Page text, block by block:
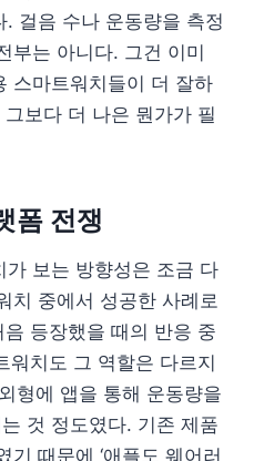
걸음 수나 운동량을 측정
부는 아니다. 그건 이미
스마트워치들이 더 잘하
보다 더 나은 뭔가가 필
폼 전쟁
보는 방향성은 조금 다
치 중에서 성공한 사례로
등장했을 때의 반응 중
워치도 그 역할은 다르지
형에 앱을 통해 운동량을
것 정도였다. 기존 제품
기 때문에 ‘애플도 웨어러